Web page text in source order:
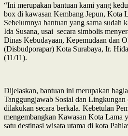
“Ini merupakan bantuan kami yang
box di kawasan Kembang Jepun, Kota
Sebelumnya bantuan yang sama sudah
Ida Susana, usai secara simbolis
Dinas Kebudayaan, Kepemudaan dan
(Disbudporapar) Kota Surabaya, Ir.
(11/11).
Dijelaskan, bantuan ini merupakan
Tanggungjawab Sosial dan
dilakukan secara berkala. Kebetulan
mengembangkan Kawasan Kota Lama
satu destinasi wisata utama di kota